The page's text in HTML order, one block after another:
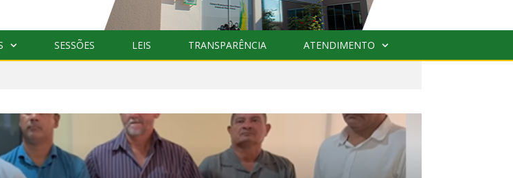
SESSÕES LEIS TRANSPARÊNCIA ATENDIMENTO